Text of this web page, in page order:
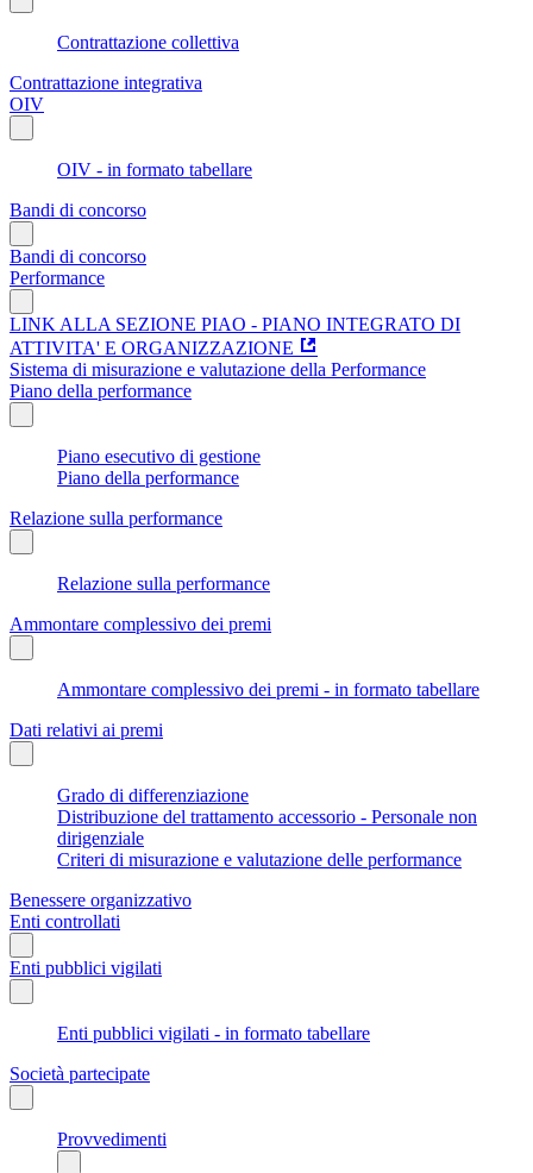
Contrattazione collettiva
Contrattazione integrativa
OIV
OIV - in formato tabellare
Bandi di concorso
Bandi di concorso
Performance
LINK ALLA SEZIONE PIAO - PIANO INTEGRATO DI
ATTIVITA' E ORGANIZZAZIONE
Sistema di misurazione e valutazione della Performance
Piano della performance
Piano esecutivo di gestione
Piano della performance
Relazione sulla performance
Relazione sulla performance
Ammontare complessivo dei premi
Ammontare complessivo dei premi - in formato tabellare
Dati relativi ai premi
Grado di differenziazione
Distribuzione del trattamento accessorio - Personale non
dirigenziale
Criteri di misurazione e valutazione delle performance
Benessere organizzativo
Enti controllati
Enti pubblici vigilati
Enti pubblici vigilati - in formato tabellare
Società partecipate
Provvedimenti